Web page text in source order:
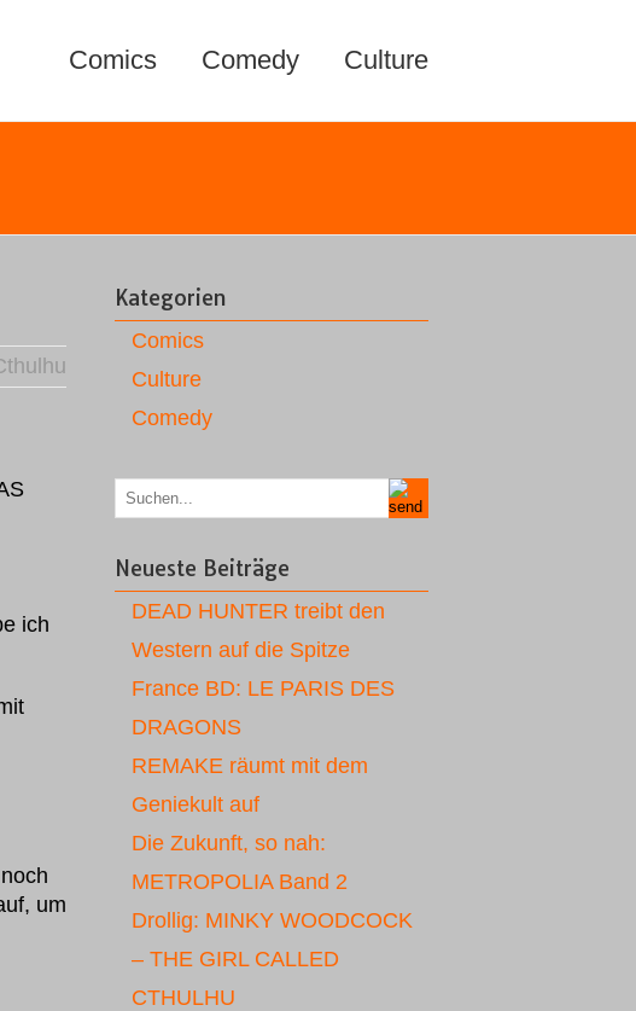
Comics Comedy Culture
ich
um
Kategorien
Comics
Culture
Comedy
Neueste Beiträge
DEAD HUNTER treibt den
Western auf die Spitze
France BD: LE PARIS DES
DRAGONS
REMAKE räumt mit dem
Geniekult auf
Die Zukunft, so nah:
METROPOLIA Band 2
Drollig: MINKY WOODCOCK
– THE GIRL CALLED
CTHULHU